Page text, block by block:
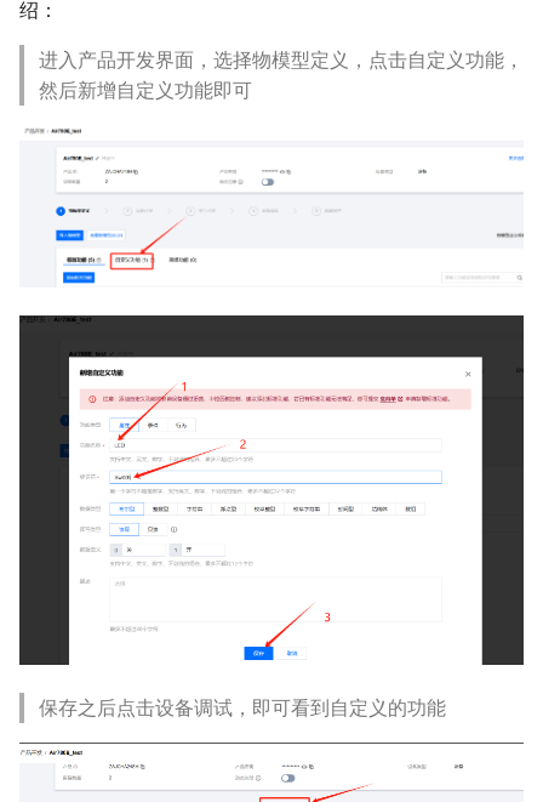
绍：
进入产品开发界面，选择物模型定义，点击自定义功能，
然后新增自定义功能即可
保存之后点击设备调试，即可看到自定义的功能